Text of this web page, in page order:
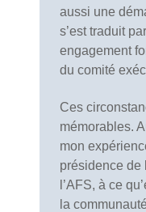
aussi une
s’est traduit
engagement
du comité
Ces
mémorables.
mon
présidence de
l’AFS, à ce
la